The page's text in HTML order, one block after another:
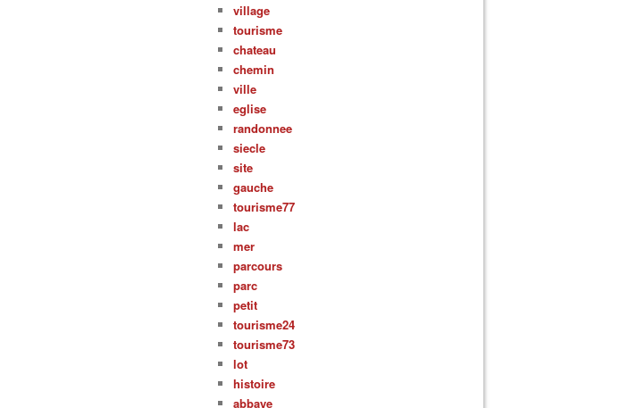
village
tourisme
chateau
chemin
ville
eglise
randonnee
siecle
site
gauche
tourisme77
lac
mer
parcours
parc
petit
tourisme24
tourisme73
lot
histoire
abbaye